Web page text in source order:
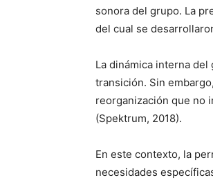
sonora del grupo. La
del cual se
La dinámica interna
transición. Sin
reorganización que no
(Spektrum, 2018).
En este contexto, la
necesidades